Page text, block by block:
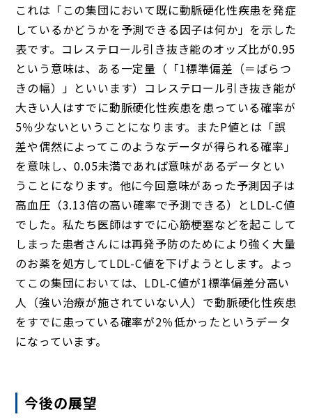
これは「この集団において既に動脈硬化性疾患を発症
しているかどうかを予測できる因子は何か」を示した
表です。コレステロール引き抜き能のオッズ比が0.95
という意味は、ある一定量（「1標準偏差（＝ばらつ
きの幅）」といいます）コレステロール引き抜き能が
大きい人はすでに動脈硬化性疾患を患っている確率が
5％少ないということになります。またP値とは「誤
差や偶然によってこのようなデータが得られる確率」
を意味し、0.05未満であれば意味があるデータとい
うことになります。他に今回意味があった予測因子は
高血圧（3.13倍の高い確率で予測できる）とLDL-C値
でした。私たち医師はすでに心筋梗塞などを起こして
しまった患者さんには再発予防のためにより強く大量
のお薬を処方してLDL-C値を下げようとします。よっ
てこの集団においては、LDL-C値が1標準偏差分高い
人（強い治療が施されていない人）で動脈硬化性疾患
をすでに患っている確率が2％低かったというデータ
になっています。
今後の展望